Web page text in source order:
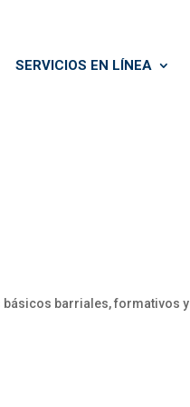
SERVICIOS EN LÍNEA
barriales, formativos y